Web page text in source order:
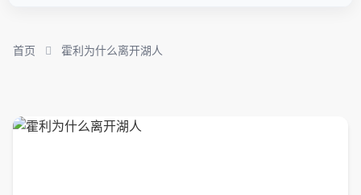
首页 霍利为什么离开湖人